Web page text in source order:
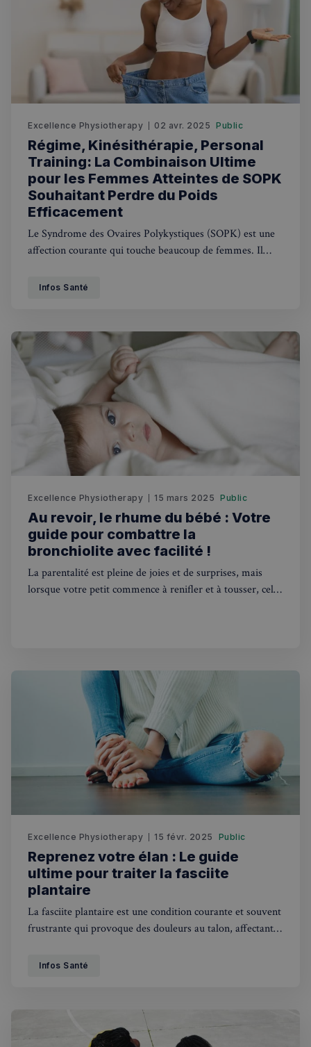
Excellence Physiotherapy 02 avr. 2025 Public
Régime, Kinésithérapie, Personal
Training: La Combinaison Ultime
pour les Femmes Atteintes de SOPK
Souhaitant Perdre du Poids
Efficacement
Le Syndrome des Ovaires Polykystiques (SOPK) est une
affection courante qui touche beaucoup de femmes. Il
souvent des règles irrégulières, une croissance excessive
Infos Santé
Excellence Physiotherapy 15 mars 2025 Public
Au revoir, le rhume du bébé : Votre
guide pour combattre la
bronchiolite avec facilité !
La parentalité est pleine de joies et de surprises, mais
lorsque votre petit commence à renifler et à tousser, cela
Excellence Physiotherapy 15 févr. 2025 Public
Reprenez votre élan : Le guide
ultime pour traiter la fasciite
plantaire
La fasciite plantaire est une condition courante et souvent
frustrante qui provoque des douleurs au talon, affectant
Infos Santé